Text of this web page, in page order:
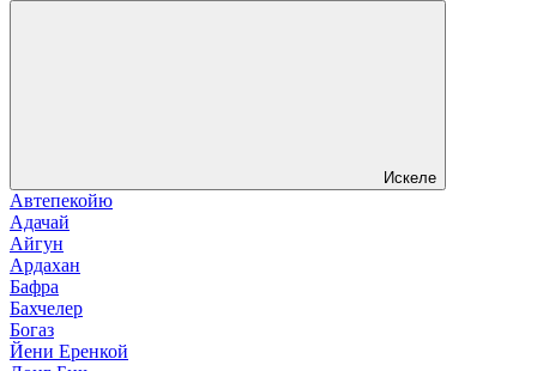
Искеле
Автепекойю
Адачай
Айгун
Ардахан
Бафра
Бахчелер
Богаз
Йени Еренкой